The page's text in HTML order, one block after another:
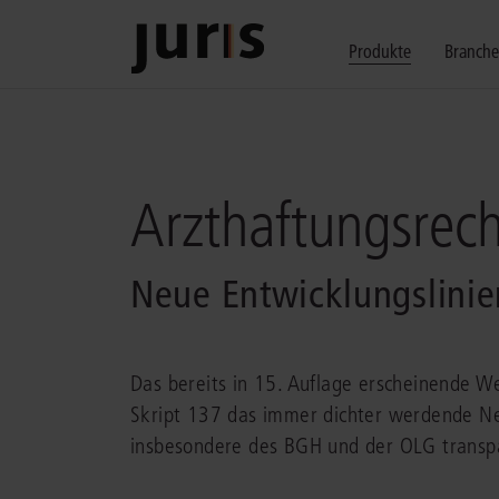
Produkte
Schalten Sie mit unseren flexibel
Alle Produkte anzeigen
juris Recht
juris Business
juris Akademie
Erfahren Sie, welche Vorteile die
Fragen zum juris Portal oder zu
Neue
Das bereits in 15. Auflage erscheinende
Skript 137 das immer dichter werdende
insbesondere des BGH und der OLG